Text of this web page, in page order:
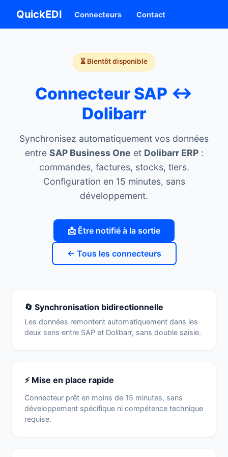
QuickEDI Connecteurs Contact
⏳ Bientôt disponible
Connecteur SAP ↔
Dolibarr
Synchronisez automatiquement vos données
entre SAP Business One et Dolibarr ERP:
commandes, factures, stocks, tiers.
Configuration en 15 minutes, sans
développement.
📩 Être notifié à la sortie
← Tous les connecteurs
🔄 Synchronisation bidirectionnelle
Les données remontent automatiquement dans les
deux sens entre SAP et Dolibarr, sans double saisie.
⚡ Mise en place rapide
Connecteur prêt en moins de 15 minutes, sans
développement spécifique ni compétence technique
requise.